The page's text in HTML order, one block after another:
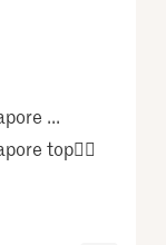
...
top👍🏼